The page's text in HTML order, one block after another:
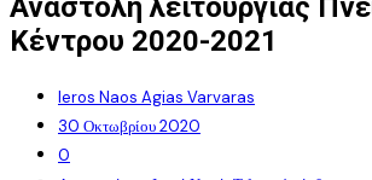
Αναστολή λειτουργίας
Κέντρου 2020-2021
Ieros Naos Agias Varvaras
30 Οκτωβρίου 2020
0